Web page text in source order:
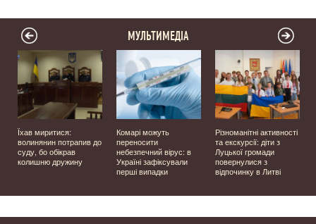
МУЛЬТИМЕДІА
Їхав миритися:
волинянин потрапив до
суду, бо обікрав
колишню дружину
Комарі можуть
переносити
небезпечний вірус: в
Україні зафіксували
перші випадки
Різноманітні активності
та екскурсії: діти з
Луцької громади
повернулися з
відпочинку в Литві